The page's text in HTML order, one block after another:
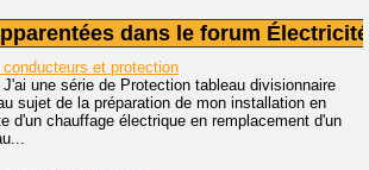
dans le forum Électricité
et protection
une série de Protection tableau divisionnaire
sujet de la préparation de mon installation en
d'un chauffage électrique en remplacement d'un